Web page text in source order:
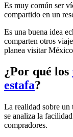
Es muy común ser
compartido en un
Es una buena idea
comparten otros
planea visitar
¿Por qué los
estafa?
La realidad sobre un
se analiza la
compradores.